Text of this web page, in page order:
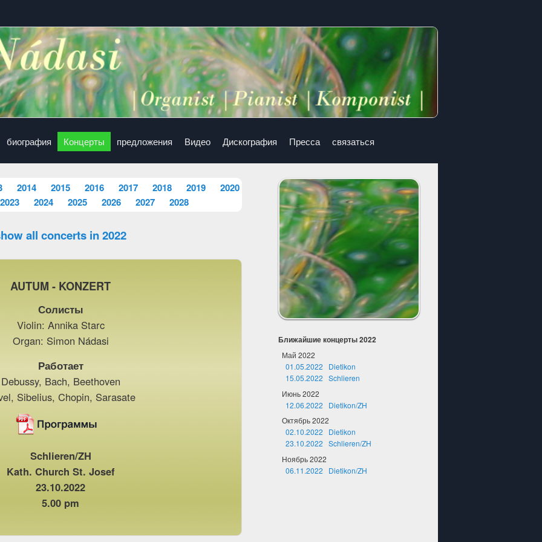
биография Концерты предложения Видео Дискография Пресса связаться
2014 2015 2016 2017 2018 2019
2020
2023
2024 2025 2026 2027 2028
all concerts in 2022
AUTUM - KONZERT
Солисты
Violin: Annika Starc
Organ: Simon Nádasi
Работает
Debussy, Bach, Beethoven
Sibelius, Chopin, Sarasate
Schlieren/ZH
Kath. Church St. Josef
23.10.2022
5.00 pm
Ближайшие концерты 2022
Май 2022
01.05.2022 Dietikon
15.05.2022 Schlieren
Июнь 2022
12.06.2022 Dietikon/ZH
Октябрь 2022
02.10.2022 Dietikon
23.10.2022 Schlieren/ZH
Ноябрь 2022
06.11.2022 Dietikon/ZH